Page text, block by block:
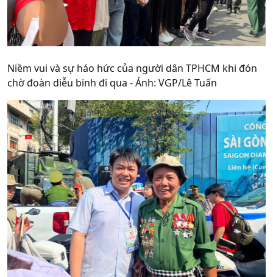
Niềm vui và sự háo hức của người dân TPHCM khi đón
chờ đoàn diễu binh đi qua - Ảnh: VGP/Lê Tuấn